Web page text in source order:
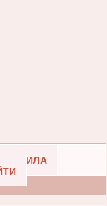
ПРАВИЛА